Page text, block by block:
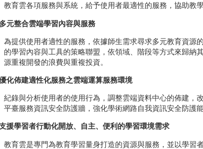
教育雲各項服務與系統，給予使用者最適性的服務，協助教
元整合雲端學習內容與服務
為提供使用者適性的服務，依據師生需求尋求多元教育資源
的學習內容與工具的策略聯盟，依領域、階段等方式來歸納
源重複開發的浪費與重複投資。
化佈建適性化服務之雲端運算服務環境
紀錄與分析使用者的使用行為，調整雲端資料中心的佈建，
平臺服務資訊安全防護牆，強化學術網路自我資訊安全防護能
援學習者行動化開放、自主、便利的學習環境需求
教育雲是專門為教育學習量身打造的資源與服務，並以學習